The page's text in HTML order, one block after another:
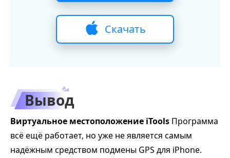
Скачать
Вывод
Виртуальное местоположение iTools Программа
всё ещё работает, но уже не является самым
надёжным средством подмены GPS для iPhone.